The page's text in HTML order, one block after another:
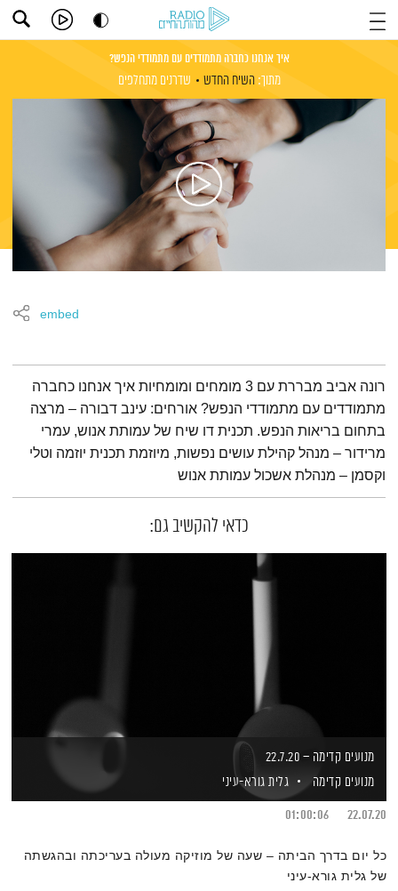
איך אנחנו כחברה מתמודדים עם מתמודדי הנפש?
מתוך: השיח החדש שדרנים מתחלפים
embed
תמצית הפודקאסט
רונה אביב מבררת עם 3 מומחים ומומחיות איך אנחנו כחברה
מתמודדים עם מתמודדי הנפש? אורחים: עינב דבורה – מרצה
בתחום בריאות הנפש. תכנית דו שיח של עמותת אנוש, עמרי
מרידור – מנהל קהילת עושים נפשות, מיוזמת תכנית יוזמה וטלי
וקסמן – מנהלת אשכול עמותת אנוש
כדאי להקשיב גם:
מנועים קדימה – 22.7.20
מנועים קדימה
גלית גורא-עיני
22.07.20
01:00:06
כל יום בדרך הביתה – שעה של מוזיקה מעולה בעריכתה ובהגשתה
של גלית גורא-עיני